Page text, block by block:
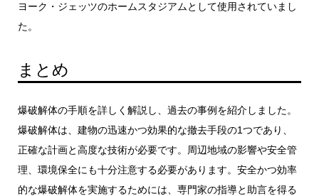
ヨーク・ジェッツのホームスタジアムとして使用されていまし
た。
まとめ
爆破解体の手順を詳しく解説し、過去の事例を紹介しました。
爆破解体は、建物の迅速かつ効果的な撤去手段の1つであり、
正確な計画と高度な技術が必要です。周辺地域の影響や安全管
理、環境保全にも十分注意する必要があります。安全かつ効率
的な爆破解体を実施するためには、専門家の指導と助言を得る